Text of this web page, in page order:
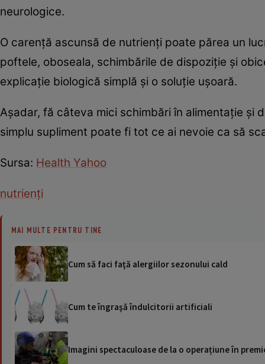
neurologice.
O carență ascunsă de nutrienți poate părea un
poftele, oboseala, schimbările de dispoziție și
explicație biologică simplă și o soluție ușoară.
Așadar, fă câteva mici schimbări în alimentație și
simplu supliment poate fi tot ce ai nevoie ca să
Sursa: Health Yahoo
nutrienți
MAI MULTE PENTRU TINE
Cum să faci faţă alergiilor sezonului cald
Cum te îngraşă îndulcitorii artificiali
Imagini spectaculoase de la o operațiune în